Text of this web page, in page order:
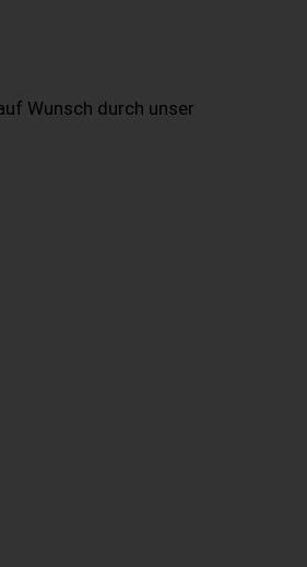
Wunsch durch unser